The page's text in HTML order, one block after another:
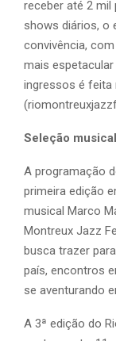
receber até 2 mil
shows diários, o
convivência,
mais espetacular
ingressos é feita
Seleção musical
A programação
primeira edição
musical Marco
Montreux Jazz
busca trazer
país, encontros
se aventurando
A 3ª edição do